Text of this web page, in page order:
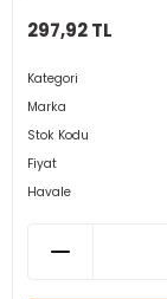
297,92 TL
Kategori
Marka
Stok Kodu
Fiyat
Havale